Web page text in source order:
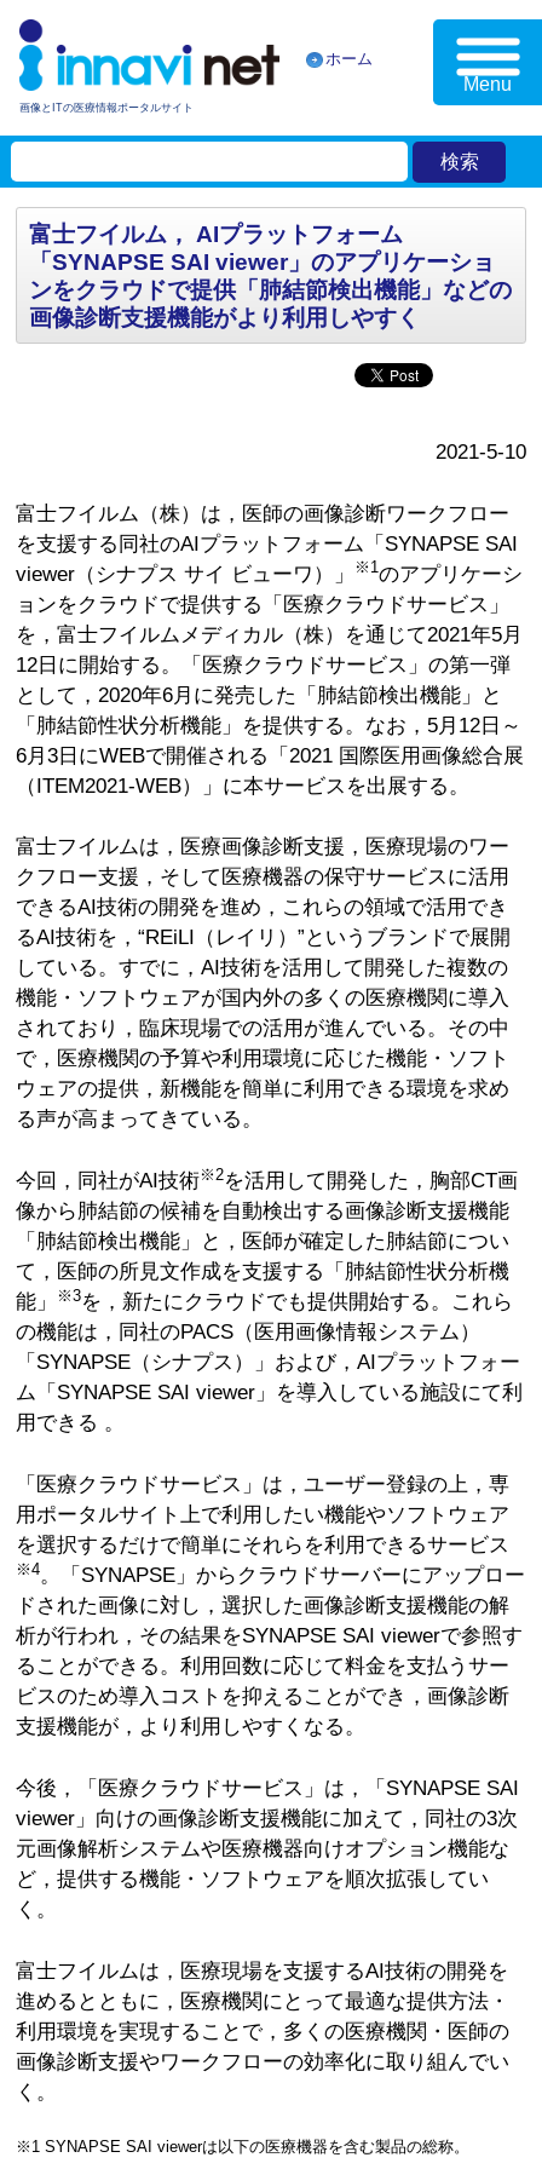
画像とITの医療情報ポータルサイト
ホーム
Menu
富士フイルム， AIプラットフォーム
「SYNAPSE SAI viewer」のアプリケーショ
ンをクラウドで提供「肺結節検出機能」などの
画像診断支援機能がより利用しやすく
2021-5-10
富士フイルム（株）は，医師の画像診断ワークフロー
を支援する同社のAIプラットフォーム「SYNAPSE SAI
viewer（シナプス サイ ビューワ）」
※1のアプリケーシ
ョンをクラウドで提供する「医療クラウドサービス」
を，富士フイルムメディカル（株）を通じて2021年5月
12日に開始する。「医療クラウドサービス」の第一弾
として，2020年6月に発売した「肺結節検出機能」と
「肺結節性状分析機能」を提供する。なお，5月12日～
6月3日にWEBで開催される「2021 国際医用画像総合展
（ITEM2021-WEB）」に本サービスを出展する。
富士フイルムは，医療画像診断支援，医療現場のワー
クフロー支援，そして医療機器の保守サービスに活用
できるAI技術の開発を進め，これらの領域で活用でき
るAI技術を，“REiLI（レイリ）”というブランドで展開
している。すでに，AI技術を活用して開発した複数の
機能・ソフトウェアが国内外の多くの医療機関に導入
されており，臨床現場での活用が進んでいる。その中
で，医療機関の予算や利用環境に応じた機能・ソフト
ウェアの提供，新機能を簡単に利用できる環境を求め
る声が高まってきている。
今回，同社がAI技術※2を活用して開発した，胸部CT画
像から肺結節の候補を自動検出する画像診断支援機能
「肺結節検出機能」と，医師が確定した肺結節につい
て，医師の所見文作成を支援する「肺結節性状分析機
能」
※3を，新たにクラウドでも提供開始する。これら
の機能は，同社のPACS（医用画像情報システム）
「SYNAPSE（シナプス）」および，AIプラットフォー
ム「SYNAPSE SAI viewer」を導入している施設にて利
用できる 。
「医療クラウドサービス」は，ユーザー登録の上，専
用ポータルサイト上で利用したい機能やソフトウェア
を選択するだけで簡単にそれらを利用できるサービス
※4。「SYNAPSE」からクラウドサーバーにアップロー
ドされた画像に対し，選択した画像診断支援機能の解
析が行われ，その結果をSYNAPSE SAI viewerで参照す
ることができる。利用回数に応じて料金を支払うサー
ビスのため導入コストを抑えることができ，画像診断
支援機能が，より利用しやすくなる。
今後，「医療クラウドサービス」は，「SYNAPSE SAI
viewer」向けの画像診断支援機能に加えて，同社の3次
元画像解析システムや医療機器向けオプション機能な
ど，提供する機能・ソフトウェアを順次拡張してい
く。
富士フイルムは，医療現場を支援するAI技術の開発を
進めるとともに，医療機関にとって最適な提供方法・
利用環境を実現することで，多くの医療機関・医師の
画像診断支援やワークフローの効率化に取り組んでい
く。
※1 SYNAPSE SAI viewerは以下の医療機器を含む製品の総称。